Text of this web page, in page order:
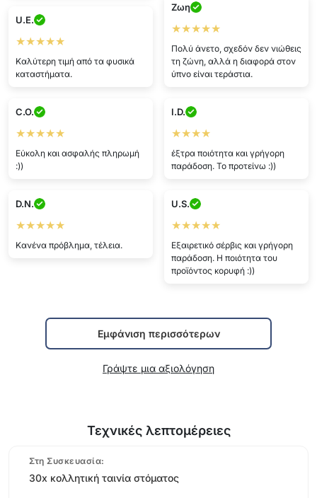
Ζωη
★★★★★
Πολύ άνετο, σχεδόν δεν νιώθεις
τη ζώνη, αλλά η διαφορά στον
ύπνο είναι τεράστια.
U.E.
★★★★★
Καλύτερη τιμή από τα φυσικά
καταστήματα.
C.O.
★★★★★
Εύκολη και ασφαλής πληρωμή
:))
I.D.
★★★★
έξτρα ποιότητα και γρήγορη
παράδοση. Το προτείνω :))
D.N.
★★★★★
Κανένα πρόβλημα, τέλεια.
U.S.
★★★★★
Εξαιρετικό σέρβις και γρήγορη
παράδοση. Η ποιότητα του
προϊόντος κορυφή :))
Εμφάνιση περισσότερων
Γράψτε μια αξιολόγηση
Τεχνικές λεπτομέρειες
Στη Συσκευασία:
30x κολλητική ταινία στόματος